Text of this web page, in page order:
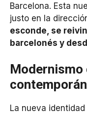
Barcelona. Esta
justo en la
esconde, se
barcelonés y
Modernismo
La nueva